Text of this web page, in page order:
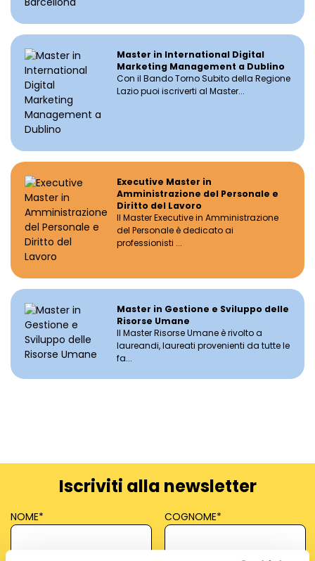
Master in International Digital
Marketing Management a Dublino
Con il Bando Torno Subito della Regione
Lazio puoi iscriverti al Master...
Executive Master in
Amministrazione del Personale e
Diritto del Lavoro
Il Master Executive in Amministrazione
del Personale è dedicato ai
professionisti ...
Master in Gestione e Sviluppo delle
Risorse Umane
Il Master Risorse Umane è rivolto a
laureandi, laureati provenienti da tutte le
fa...
Iscriviti alla newsletter
NOME* COGNOME*